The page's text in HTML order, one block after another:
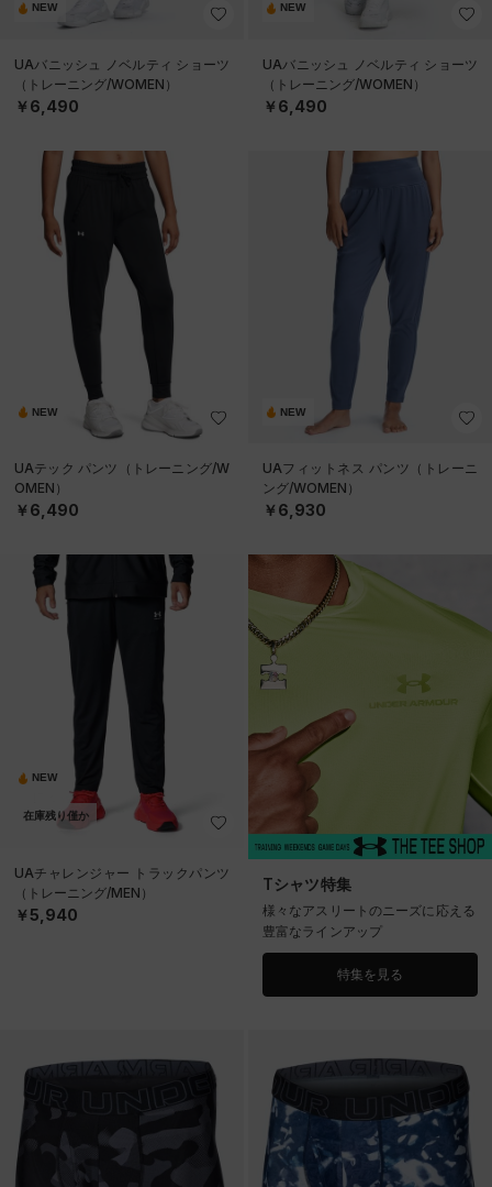
NEW
UAバニッシュ ノベルティ ショーツ
（トレーニング/WOMEN）
￥6,490
NEW
UAバニッシュ ノベルティ ショーツ
（トレーニング/WOMEN）
￥6,490
NEW
UAテック パンツ（トレーニング/W
OMEN）
￥6,490
NEW
UAフィットネス パンツ（トレーニ
ング/WOMEN）
￥6,930
NEW
在庫残り僅か
UAチャレンジャー トラックパンツ
（トレーニング/MEN）
￥5,940
Tシャツ特集
様々なアスリートのニーズに応える
豊富なラインアップ
特集を見る